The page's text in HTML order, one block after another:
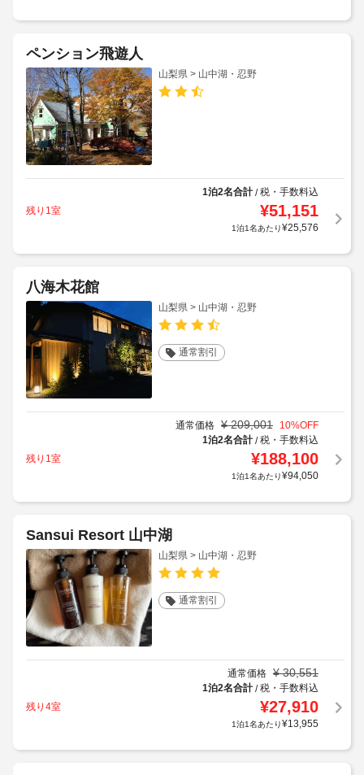
ペンション飛遊人
山梨県 > 山中湖・忍野
1泊2名合計/税・手数料込
残り1室
¥51,151
1泊1名あたり¥25,576
八海木花館
山梨県 > 山中湖・忍野
通常割引
通常価格 ¥ 209,001 10%OFF
1泊2名合計/税・手数料込
残り1室
¥188,100
1泊1名あたり¥94,050
Sansui Resort 山中湖
山梨県 > 山中湖・忍野
通常割引
通常価格 ¥ 30,551
1泊2名合計/税・手数料込
残り4室
¥27,910
1泊1名あたり¥13,955